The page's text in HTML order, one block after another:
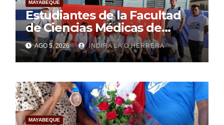
MAYABEQUE
Estudiantes de la Facultad
de Ciencias Médicas de
Mayabeque realizan
pesquisa
AGO 5, 2026 INDIRA LA O HERRERA
MAYABEQUE